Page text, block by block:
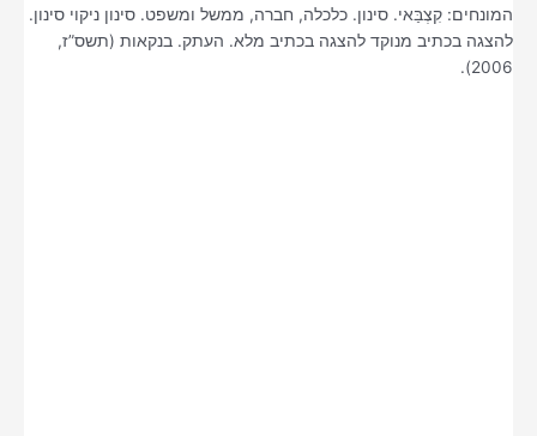
המונחים: קִצְבַּאי. סינון. כלכלה, חברה, ממשל ומשפט. סינון ניקוי סינון.
להצגה בכתיב מנוקד להצגה בכתיב מלא. העתק. בנקאות (תשס”ז,
2006).